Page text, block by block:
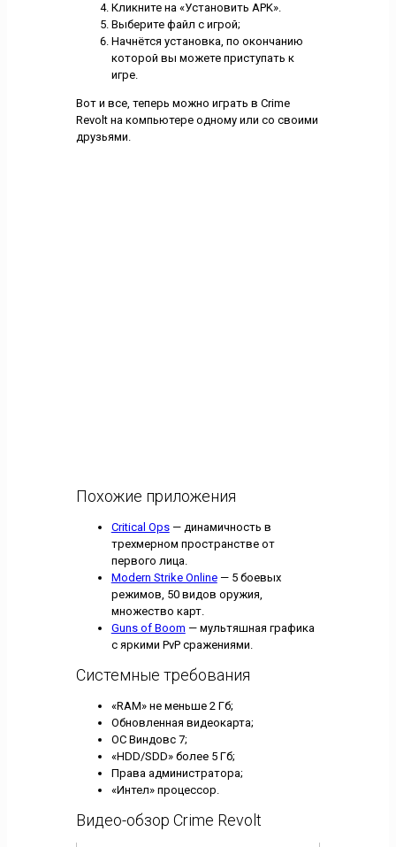
Кликните на «Установить APK».
Выберите файл с игрой;
Начнётся установка, по окончанию
которой вы можете приступать к
игре.
Вот и все, теперь можно играть в Crime
Revolt на компьютере одному или со своими
друзьями.
Похожие приложения
Critical Ops— динамичность в
трехмерном пространстве от
первого лица.
Modern Strike Online— 5 боевых
режимов, 50 видов оружия,
множество карт.
Guns of Boom — мультяшная графика
с яркими PvP сражениями.
Системные требования
«RAM» не меньше 2 Гб;
Обновленная видеокарта;
ОС Виндовс 7;
«HDD/SDD» более 5 Гб;
Права администратора;
«Интел» процессор.
Видео-обзор Crime Revolt